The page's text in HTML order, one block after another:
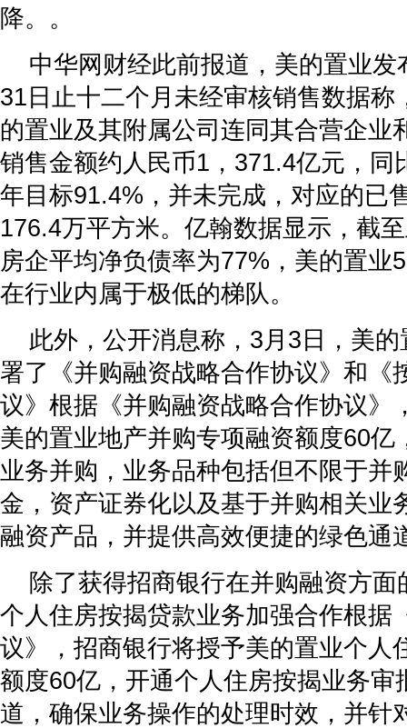
降。。
中华网财经此前报道，美的置业
31日止十二个月未经审核销售数据称
的置业及其附属公司连同其合营企业
销售金额约人民币1，371.4亿元，同
年目标91.4%，并未完成，对应的已
176.4万平方米。亿翰数据显示，截
房企平均净负债率为77%，美的置业
在行业内属于极低的梯队。
此外，公开消息称，3月3日，美
署了《并购融资战略合作协议》和《
议》根据《并购融资战略合作协议》
美的置业地产并购专项融资额度60亿
业务并购，业务品种包括但不限于并
金，资产证券化以及基于并购相关业
融资产品，并提供高效便捷的绿色通
除了获得招商银行在并购融资方
个人住房按揭贷款业务加强合作根据
议》，招商银行将授予美的置业个人
额度60亿，开通个人住房按揭业务审
道，确保业务操作的处理时效，并针